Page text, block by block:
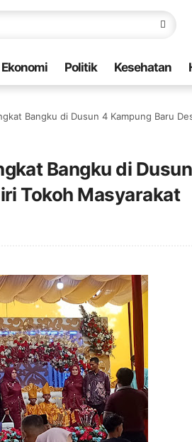
Ekonomi Politik Kesehatan
Bangku di Dusun 4 Kampung Baru
Bangku di
Tokoh Masyarakat